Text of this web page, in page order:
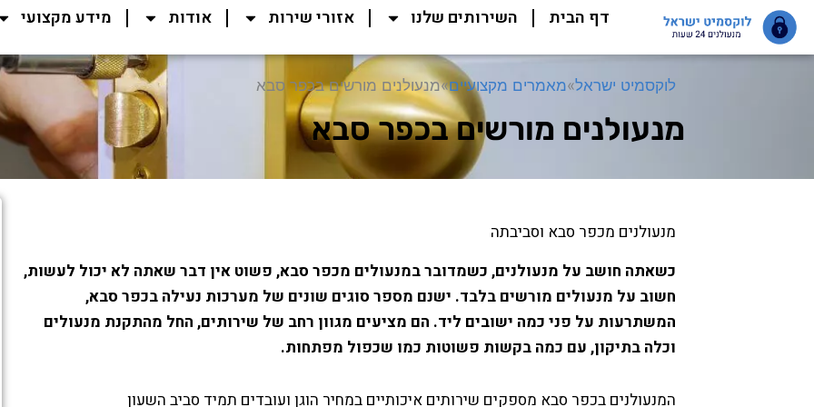
דילוג
לתוכן
דף הבית השירותים שלנו אזורי שירות אודות מידע מקצועי
לוקסמיט ישראל»מאמרים מקצועיים»מנעולנים מורשים בכפר סבא
מנעולנים מורשים בכפר סבא
מנעולנים מכפר סבא וסביבתה
כשאתה חושב על מנעולנים, כשמדובר במנעולים מכפר סבא, פשוט אין דבר שאתה לא יכול לעשות,
חשוב על מנעולים מורשים בלבד. ישנם מספר סוגים שונים של מערכות נעילה בכפר סבא,
המשתרעות על פני כמה ישובים ליד. הם מציעים מגוון רחב של שירותים, החל מהתקנת מנעולים
וכלה בתיקון, עם כמה בקשות פשוטות כמו שכפול מפתחות.
המנעולנים בכפר סבא מספקים שירותים איכותיים במחיר הוגן ועובדים תמיד סביב השעון